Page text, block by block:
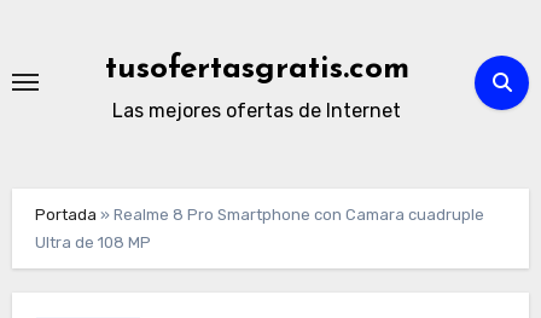
contenido
tusofertasgratis.com
Las mejores ofertas de Internet
Portada »Realme 8 Pro Smartphone con Camara cuadruple
Ultra de 108 MP